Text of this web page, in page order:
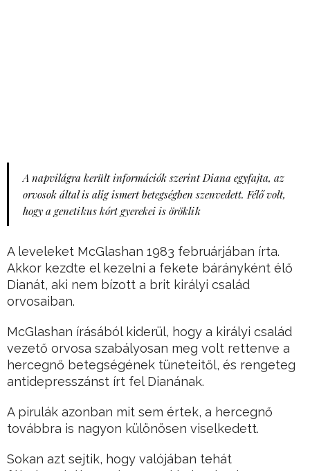
A napvilágra került információk szerint Diana egyfajta, az
orvosok által is alig ismert betegségben szenvedett. Félő volt,
hogy a genetikus kórt gyerekei is öröklik
A leveleket McGlashan 1983 februárjában írta.
Akkor kezdte el kezelni a fekete bárányként élő
Dianát, aki nem bízott a brit királyi család
orvosaiban.
McGlashan írásából kiderül, hogy a királyi család
vezető orvosa szabályosan meg volt rettenve a
hercegnő betegségének tüneteitől, és rengeteg
antidepresszánst írt fel Dianának.
A pirulák azonban mit sem értek, a hercegnő
továbbra is nagyon különösen viselkedett.
Sokan azt sejtik, hogy valójában tehát